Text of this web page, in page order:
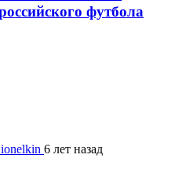
футбола
6 лет назад